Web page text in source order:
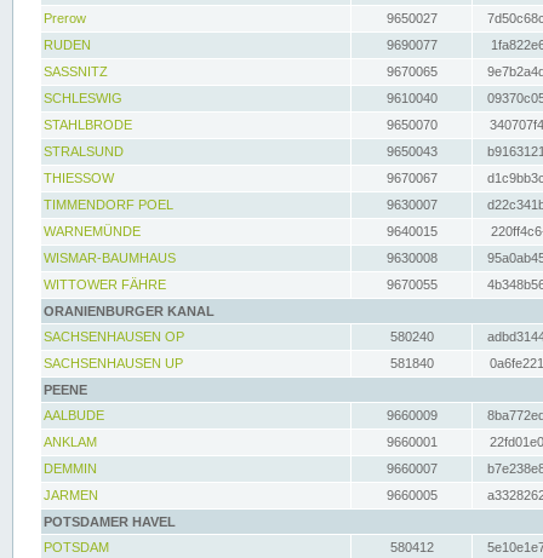
Prerow
9650027
RUDEN
9690077
SASSNITZ
9670065
SCHLESWIG
9610040
STAHLBRODE
9650070
STRALSUND
9650043
THIESSOW
9670067
TIMMENDORF POEL
9630007
WARNEMÜNDE
9640015
WISMAR-BAUMHAUS
9630008
WITTOWER FÄHRE
9670055
ORANIENBURGER KANAL
SACHSENHAUSEN OP
580240
SACHSENHAUSEN UP
581840
PEENE
AALBUDE
9660009
ANKLAM
9660001
DEMMIN
9660007
JARMEN
9660005
POTSDAMER HAVEL
POTSDAM
580412